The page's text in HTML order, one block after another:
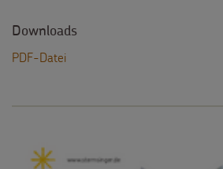
Downloads
PDF-Datei